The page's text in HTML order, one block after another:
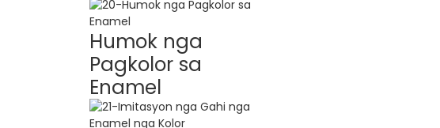
Humok nga
Pagkolor sa
Enamel